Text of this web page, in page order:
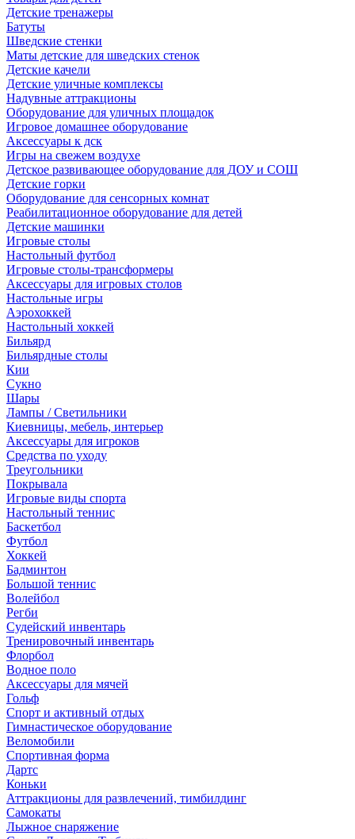
Детские тренажеры
Батуты
Шведские стенки
Маты детские для шведских стенок
Детские качели
Детские уличные комплексы
Надувные аттракционы
Оборудование для уличных площадок
Игровое домашнее оборудование
Аксессуары к дск
Игры на свежем воздухе
Детское развивающее оборудование для ДОУ и СОШ
Детские горки
Оборудование для сенсорных комнат
Реабилитационное оборудование для детей
Детские машинки
Игровые столы
Настольный футбол
Игровые столы-трансформеры
Аксессуары для игровых столов
Настольные игры
Аэрохоккей
Настольный хоккей
Бильярд
Бильярдные столы
Кии
Сукно
Шары
Лампы / Светильники
Киевницы, мебель, интерьер
Аксессуары для игроков
Средства по уходу
Треугольники
Покрывала
Игровые виды спорта
Настольный теннис
Баскетбол
Футбол
Хоккей
Бадминтон
Большой теннис
Волейбол
Регби
Судейский инвентарь
Тренировочный инвентарь
Флорбол
Водное поло
Аксессуары для мячей
Гольф
Спорт и активный отдых
Гимнастическое оборудование
Веломобили
Спортивная форма
Дартс
Коньки
Аттракционы для развлечений, тимбилдинг
Самокаты
Лыжное снаряжение